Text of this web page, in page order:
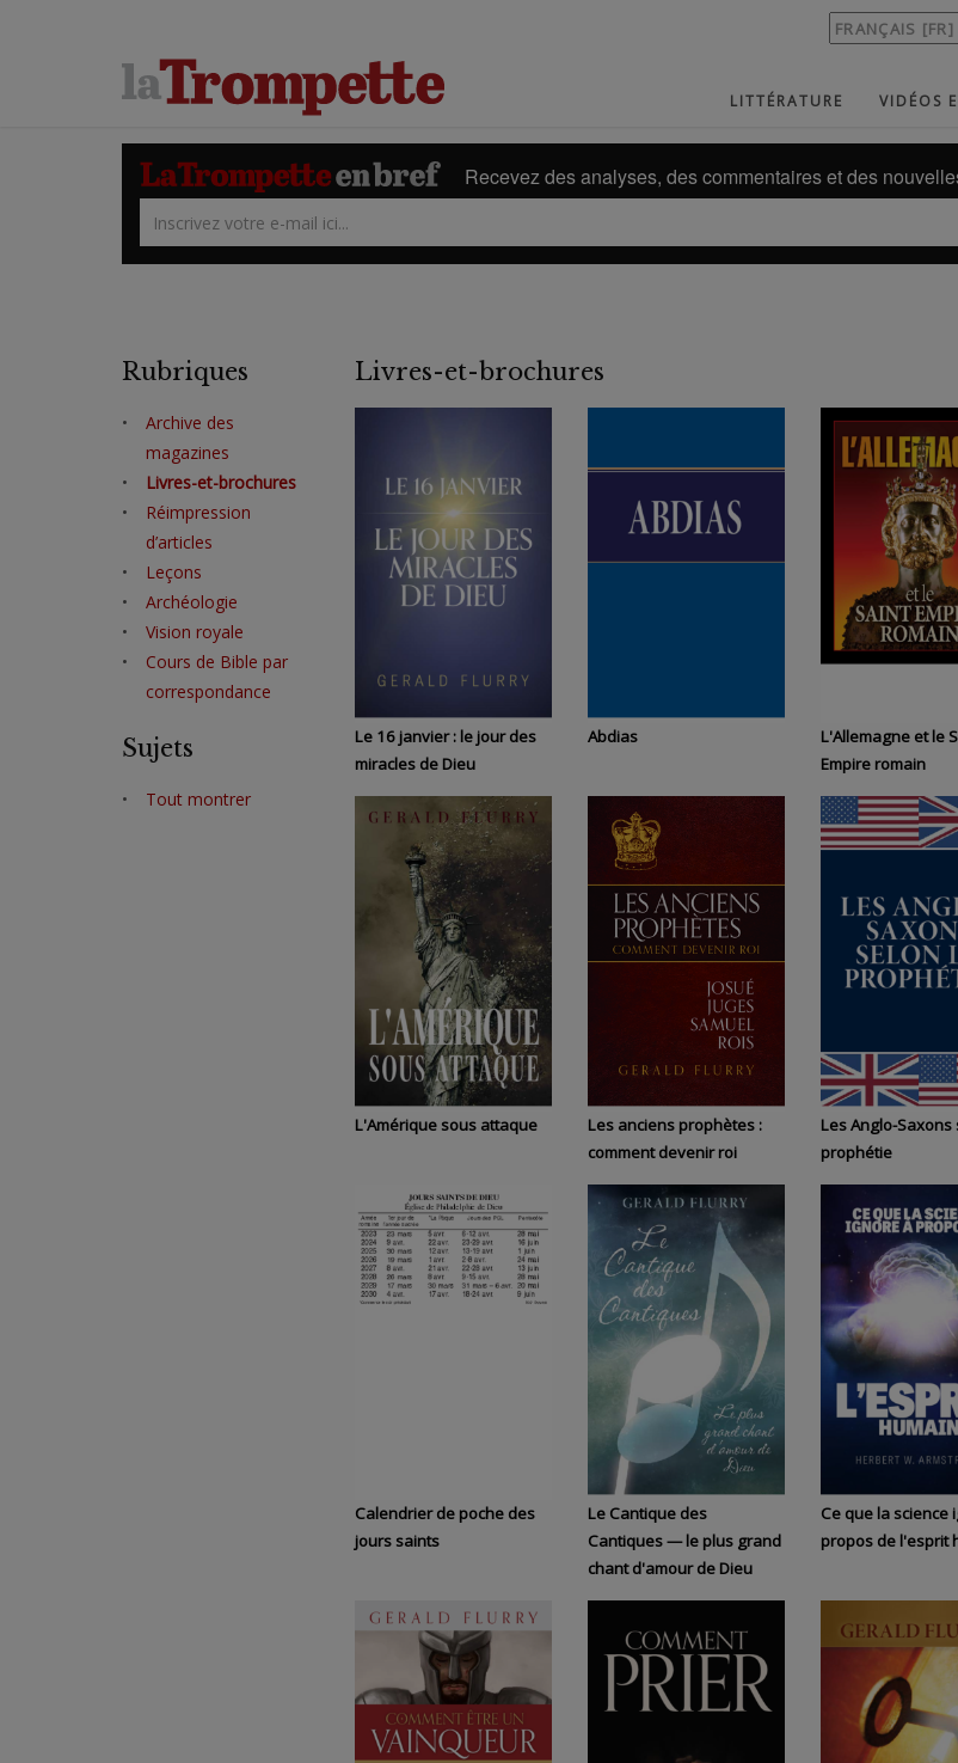
LITTÉRATURE VIDÉOS
Recevez des analyses, des commentaires et des
Rubriques
Archive des
magazines
Livres-et-brochures
Réimpression
d’articles
Leçons
Archéologie
Vision royale
Cours de Bible par
correspondance
Sujets
Tout montrer
Livres-et-brochures
Le 16 janvier : le jour des
miracles de Dieu
Abdias
L'Allemagne et le
Empire romain
L'Amérique sous attaque
Les anciens prophètes :
comment devenir roi
Les Anglo-Saxons
prophétie
Calendrier de poche des
jours saints
Le Cantique des
Cantiques — le plus grand
chant d'amour de Dieu
Ce que la science
propos de l'esprit